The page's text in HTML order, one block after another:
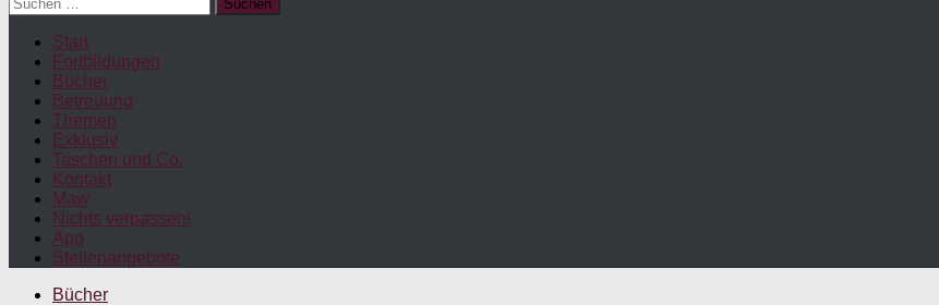
nach:
Start
Fortbildungen
Bücher
Betreuung
Themen
Exklusiv
Taschen und Co.
Kontakt
Maw
Nichts verpassen!
App
Stellenangebote
Bücher